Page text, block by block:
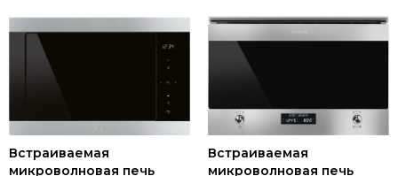
Встраиваемая
микроволновая печь
Встраиваемая
микроволновая печь